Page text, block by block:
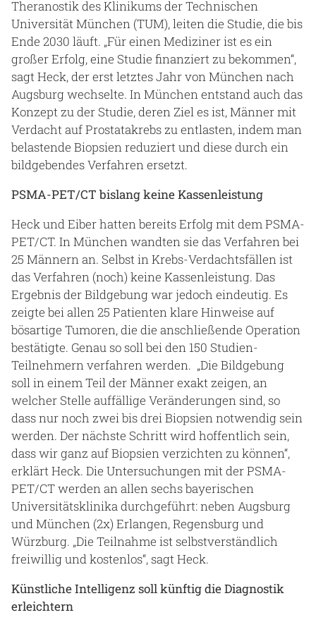
Theranostik des Klinikums der Technischen
Universität München (TUM), leiten die Studie, die bis
Ende 2030 läuft. „Für einen Mediziner ist es ein
großer Erfolg, eine Studie finanziert zu bekommen“,
sagt Heck, der erst letztes Jahr von München nach
Augsburg wechselte. In München entstand auch das
Konzept zu der Studie, deren Ziel es ist, Männer mit
Verdacht auf Prostatakrebs zu entlasten, indem man
belastende Biopsien reduziert und diese durch ein
bildgebendes Verfahren ersetzt.
PSMA-PET/CT bislang keine Kassenleistung
Heck und Eiber hatten bereits Erfolg mit dem PSMA-
PET/CT. In München wandten sie das Verfahren bei
25 Männern an. Selbst in Krebs-Verdachtsfällen ist
das Verfahren (noch) keine Kassenleistung. Das
Ergebnis der Bildgebung war jedoch eindeutig. Es
zeigte bei allen 25 Patienten klare Hinweise auf
bösartige Tumoren, die die anschließende Operation
bestätigte. Genau so soll bei den 150 Studien-
Teilnehmern verfahren werden. „Die Bildgebung
soll in einem Teil der Männer exakt zeigen, an
welcher Stelle auffällige Veränderungen sind, so
dass nur noch zwei bis drei Biopsien notwendig sein
werden. Der nächste Schritt wird hoffentlich sein,
dass wir ganz auf Biopsien verzichten zu können“,
erklärt Heck. Die Untersuchungen mit der PSMA-
PET/CT werden an allen sechs bayerischen
Universitätsklinika durchgeführt: neben Augsburg
und München (2x) Erlangen, Regensburg und
Würzburg. „Die Teilnahme ist selbstverständlich
freiwillig und kostenlos“, sagt Heck.
Künstliche Intelligenz soll künftig die Diagnostik
erleichtern